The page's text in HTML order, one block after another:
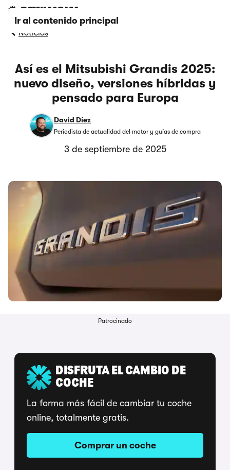
Ir al contenido principal
Noticias
Así es el Mitsubishi Grandis 2025:
nuevo diseño, versiones híbridas y
pensado para Europa
David Díez
Periodista de actualidad del motor y guías de compra
3 de septiembre de 2025
Patrocinado
DISFRUTA EL CAMBIO DE
COCHE
La forma más fácil de cambiar tu coche
online, totalmente gratis.
Comprar un coche